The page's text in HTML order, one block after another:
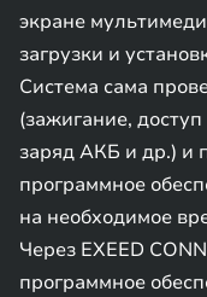
экране
загрузки и
Система сама
(зажигание,
заряд АКБ и др.) и
программное
на необходимое
Через EXEED
программное